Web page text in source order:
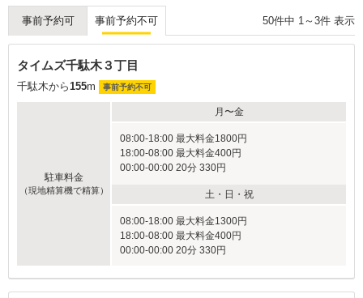
事前予約可 事前予約不可 50件中 1 ～ 3件 表示
タイムズ千駄木３丁目
千駄木から155m 事前予約不可
駐車料金
（現地精算機で精算）
月〜金
08:00-18:00 最大料金1800円
18:00-08:00 最大料金400円
00:00-00:00 20分 330円
土・日・祝
08:00-18:00 最大料金1300円
18:00-08:00 最大料金400円
00:00-00:00 20分 330円